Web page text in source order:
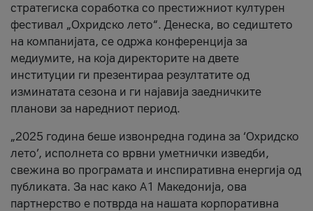
стратегиска соработка со престижниот културен
фестивал „Охридско лето“. Денеска, во седиштето
на компанијата, се одржа конференција за
медиумите, на која директорите на двете
институции ги презентираа резултатите од
изминатата сезона и ги најавија заедничките
планови за наредниот период.
„2025 година беше извонредна година за ‘Охридско
лето’, исполнета со врвни уметнички изведби,
свежина во програмата и инспиративна енергија од
публиката. За нас како A1 Македонија, ова
партнерство е потврда на нашата корпоративна